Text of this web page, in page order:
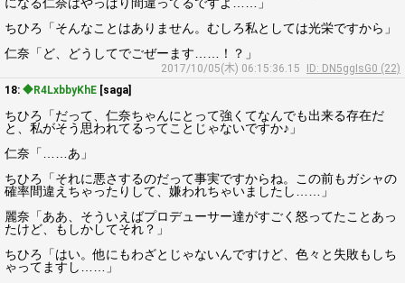
ちひろ「そんなことはありません。むしろ私としては光栄ですから」
仁奈「ど、どうしてでごぜーます……！？」
2017/10/05(木) 06:15:36.15
ID: DN5ggIsG0 (22)
18: ◆R4LxbbyKhE [saga]
ちひろ「だって、仁奈ちゃんにとって強くてなんでも出来る存在だ
と、私がそう思われてるってことじゃないですか♪」
仁奈「……あ」
ちひろ「それに悪さするのだって事実ですからね。この前もガシャの
確率間違えちゃったりして、嫌われちゃいましたし……」
麗奈「ああ、そういえばプロデューサー達がすごく怒ってたことあっ
たけど、もしかしてそれ？」
ちひろ「はい。他にもわざとじゃないんですけど、色々と失敗もしち
ゃってますし……」